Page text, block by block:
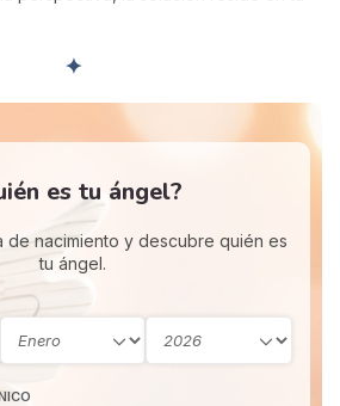
✦
es tu ángel?
de nacimiento y descubre quién es
tu ángel.